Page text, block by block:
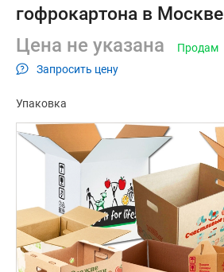
гофрокартона в Москве
Цена не указана
Запросить цену
Продам
Упаковка